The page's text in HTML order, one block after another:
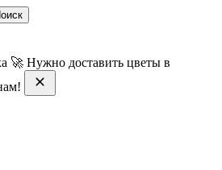
🚀 Нужно доставить цветы в